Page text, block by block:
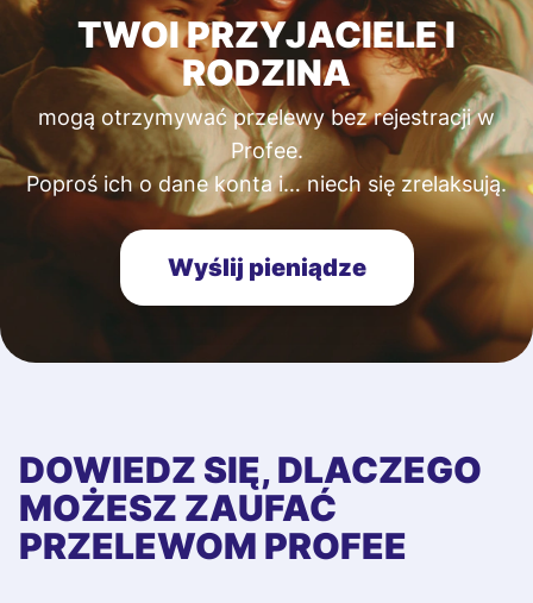
TWOI PRZYJACIELE I
RODZINA
mogą otrzymywać przelewy bez rejestracji w
Profee.
Poproś ich o dane konta i… niech się zrelaksują.
Wyślij pieniądze
DOWIEDZ SIĘ, DLACZEGO
MOŻESZ ZAUFAĆ
PRZELEWOM PROFEE